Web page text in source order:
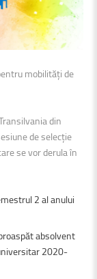
mobilități de
din
de selecție
se vor derula în
2 al anului
absolvent
2020-